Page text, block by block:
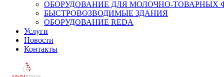
ОБОРУДОВАНИЕ ДЛЯ МОЛОЧНО-ТОВАРНЫХ
БЫСТРОВОЗВОДИМЫЕ ЗДАНИЯ
ОБОРУДОВАНИЕ REDA
Услуги
Новости
Контакты